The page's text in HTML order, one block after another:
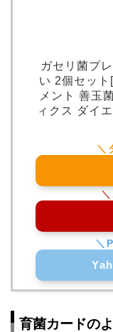
ガセリ菌プ
い 2個セット
メント 善玉
ィクス ダイ
育菌カードの